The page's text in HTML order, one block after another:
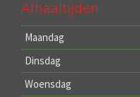
Afhaaltijden
Maandag
Dinsdag
Woensdag